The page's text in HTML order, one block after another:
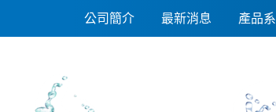
公司簡介 最新消息 產品系